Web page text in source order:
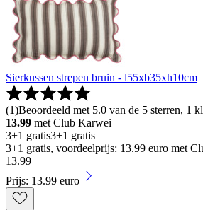
Sierkussen strepen bruin - l55xb35xh10cm
(1)Beoordeeld met 5.0 van de 5 sterren, 1
13.99 met Club Karwei
3+1 gratis3+1 gratis
3+1 gratis, voordeelprijs: 13.99 euro met
13.99
Prijs: 13.99 euro